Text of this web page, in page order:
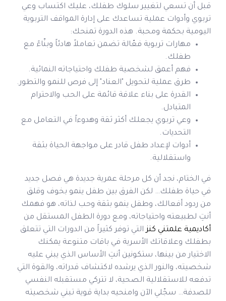
قبل أن تسعي لتغيير سلوك طفلك، عليك اكتساب وعي
تربوي وأدوات عملية تساعدك على إدارة المواقف التربوية
اليومية بحكمة ومحبة. هذه الدورة تمنحك:
مهارات تربوية فعّالة تضمن تعاملاً هادئاً وبنّاءً مع
طفلك.
فهم أعمق لشخصية طفلك واحتياجاته النمائية.
طرق عملية لتحويل "العناد" إلى فرص للنمو والتطور.
القدرة على بناء علاقة قائمة على الحب والاحترام
المتبادل.
وعي تربوي يجعلك أكثر ثقة وهدوءاً في التعامل مع
التحديات.
أدوات لإعداد طفل قادر على مواجهة الحياة بثقة
واستقلالية.
في الختام، نجد أن كل مرحلة عمرية جديدة هي فصل جديد
في حياة طفلك… لكن الفرق بين طفل ينمو بخوف وقلق
من ردود أفعالك، وطفل ينمو بثقة وحب لذاته، هو فهمك
أنتِ لطبيعته واحتياجاته، ومع دورة الطفل المستقل من
أكاديمية علمتني كنزالتي توفر كثيراً من الدورات التي تتعلق
بطفلك وعلاقاتك الأسرية في باقات متنوعة يمكنك
الاختيار من بينها، ستكونين أنتِ الأساس الذي يبني عليه
شخصيته، والنور الذي يرشده لاكتشاف قدراته، والقوة التي
تدفعه للاستقلالية الصحية، لا تتركي مستقبله النفسي
للصدفة… سجّلي الآن وامنحيه بداية قوية تبني شخصيته